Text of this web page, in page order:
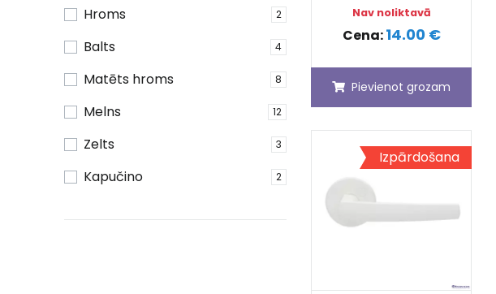
Hroms 2
Balts 4
Matēts hroms 8
Melns 12
Zelts 3
Kapučino 2
Nav noliktavā
Cena:14.00 €
Pievienot grozam
Izpārdošana